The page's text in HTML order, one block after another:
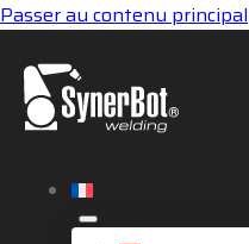
Passer au contenu principal